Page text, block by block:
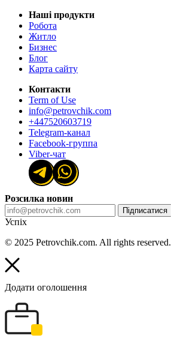
Наші продукти
Робота
Житло
Бизнес
Блог
Карта сайту
Контакти
Term of Use
info@petrovchik.com
+447520603719
Telegram-канал
Facebook-группа
Viber-чат
Розсилка новин
Підписатися
Успіх
© 2025 Petrovchik.com. All rights reserved.
Додати оголошення